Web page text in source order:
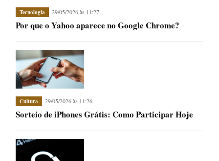
Tecnologia 29/05/2026 às 11:27
Por que o Yahoo aparece no Google Chrome?
Cultura 29/05/2026 às 11:26
Sorteio de iPhones Grátis: Como Participar Hoje